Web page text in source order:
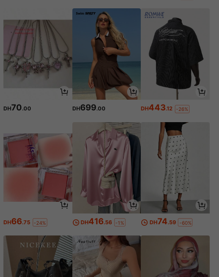
DH70.00 DH699.00 DH443.12 -26%
DH66.75 -24% DH416.56 -1% DH74.59 -60%